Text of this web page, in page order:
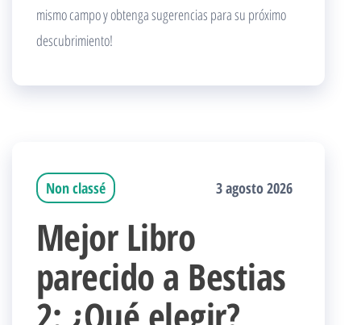
mismo campo y obtenga sugerencias para su próximo
descubrimiento!
Non classé 3 agosto 2026
Mejor Libro
parecido a Bestias